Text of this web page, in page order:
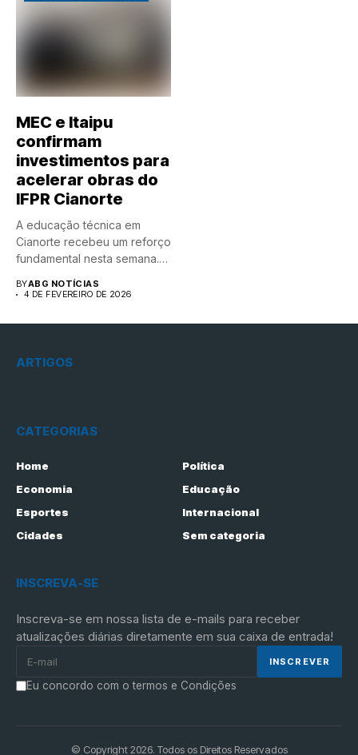
MEC e Itaipu
confirmam
investimentos para
acelerar obras do
IFPR Cianorte
A educação técnica em
Cianorte recebeu um reforço
fundamental nesta semana.
BYABG NOTÍCIAS
4 DE FEVEREIRO DE 2026
ARTIGOS
CATEGORIAS
Home
Política
Economia
Educação
Esportes
Internacional
Cidades
Sem categoria
INSCREVA-SE
Inscreva-se em nossa lista de e-mails para receber
atualizações diárias diretamente em sua caixa de entrada!
Eu concordo com o termos e Condições
© Copyright 2026. Todos os Direitos Reservados